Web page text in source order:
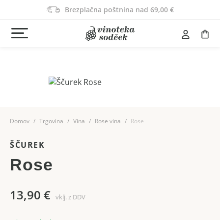
Brezplačna poštnina nad 69,00 €
Domov Trgovina Vina Rose vina Rose
ŠČUREK
Rose
13,90 € vklj. z DDV